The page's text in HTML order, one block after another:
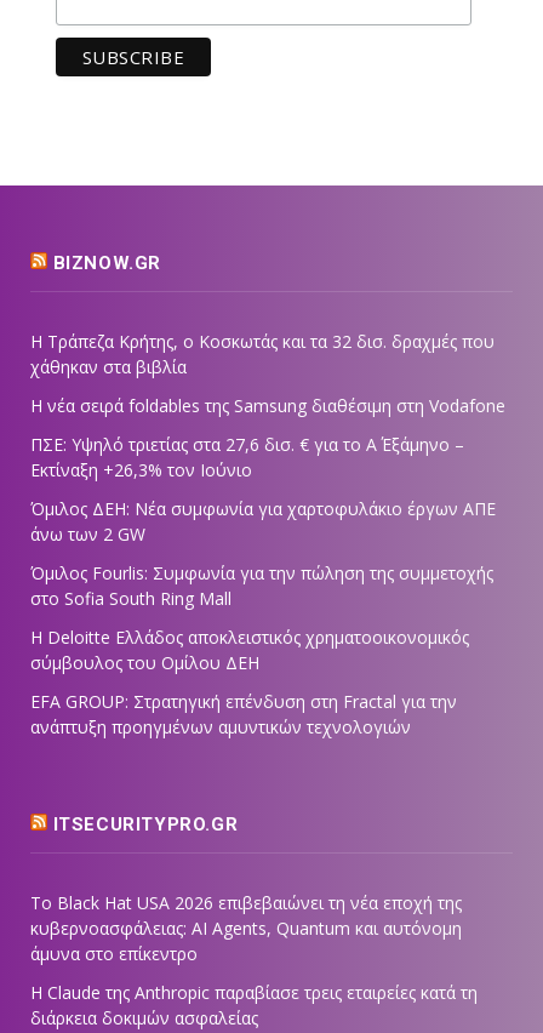
BIZNOW.GR
Η Τράπεζα Κρήτης, ο Κοσκωτάς και τα 32 δισ. δραχμές που
χάθηκαν στα βιβλία
Η νέα σειρά foldables της Samsung διαθέσιμη στη Vodafone
ΠΣΕ: Υψηλό τριετίας στα 27,6 δισ. € για το Α΄ Εξάμηνο –
Εκτίναξη +26,3% τον Ιούνιο
Όμιλος ΔΕΗ: Νέα συμφωνία για χαρτοφυλάκιο έργων ΑΠΕ
άνω των 2 GW
Όμιλος Fourlis: Συμφωνία για την πώληση της συμμετοχής
στο Sofia South Ring Mall
Η Deloitte Ελλάδος αποκλειστικός χρηματοοικονομικός
σύμβουλος του Ομίλου ΔΕΗ
EFA GROUP: Στρατηγική επένδυση στη Fractal για την
ανάπτυξη προηγμένων αμυντικών τεχνολογιών
ITSECURITYPRO.GR
Το Black Hat USA 2026 επιβεβαιώνει τη νέα εποχή της
κυβερνοασφάλειας: AI Agents, Quantum και αυτόνομη
άμυνα στο επίκεντρο
Η Claude της Anthropic παραβίασε τρεις εταιρείες κατά τη
διάρκεια δοκιμών ασφαλείας